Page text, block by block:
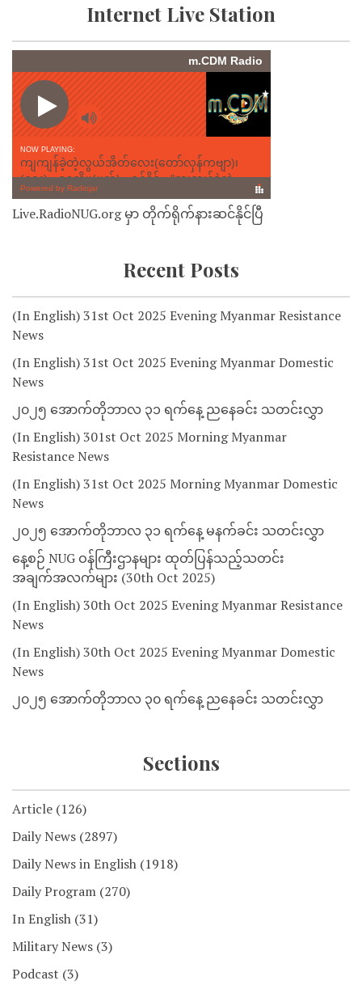
Internet Live Station
Live.RadioNUG.org မှာ တိုက်ရိုက်နားဆင်နိုင်ပြီ
Recent Posts
(In English) 31st Oct 2025 Evening Myanmar Resistance
News
(In English) 31st Oct 2025 Evening Myanmar Domestic
News
၂၀၂၅ အောက်တိုဘာလ ၃၁ ရက်နေ့ ညနေခင်း သတင်းလွှာ
(In English) 301st Oct 2025 Morning Myanmar
Resistance News
(In English) 31st Oct 2025 Morning Myanmar Domestic
News
၂၀၂၅ အောက်တိုဘာလ ၃၁ ရက်နေ့ မနက်ခင်း သတင်းလွှာ
နေ့စဉ် NUG ဝန်ကြီးဌာနများ ထုတ်ပြန်သည့်သတင်း
အချက်အလက်များ (30th Oct 2025)
(In English) 30th Oct 2025 Evening Myanmar Resistance
News
(In English) 30th Oct 2025 Evening Myanmar Domestic
News
၂၀၂၅ အောက်တိုဘာလ ၃၀ ရက်နေ့ ညနေခင်း သတင်းလွှာ
Sections
Article (126)
Daily News (2897)
Daily News in English (1918)
Daily Program (270)
In English (31)
Military News (3)
Podcast (3)